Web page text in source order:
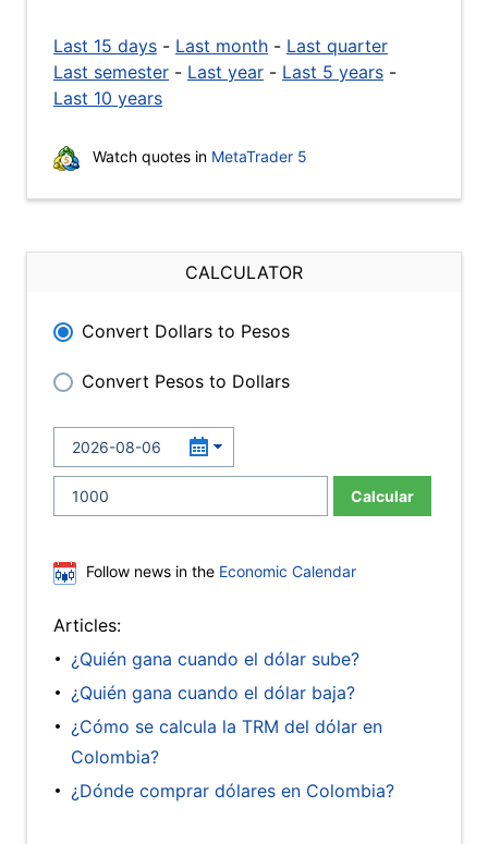
Last 15 days - Last month - Last quarter
Last semester - Last year - Last 5 years -
Last 10 years
Watch quotes in MetaTrader 5
CALCULATOR
Convert Dollars to Pesos
Convert Pesos to Dollars
Calcular
Follow news in the Economic Calendar
Articles:
¿Quién gana cuando el dólar sube?
¿Quién gana cuando el dólar baja?
¿Cómo se calcula la TRM del dólar en
Colombia?
¿Dónde comprar dólares en Colombia?